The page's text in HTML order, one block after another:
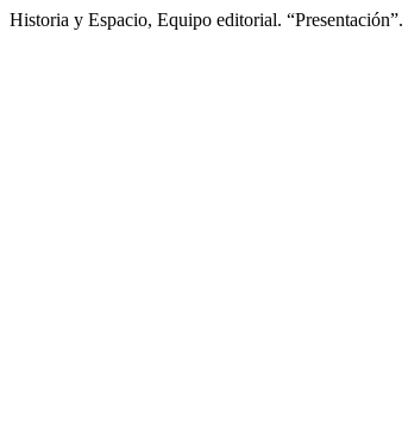
Historia y Espacio, Equipo editorial. “Presentación”.